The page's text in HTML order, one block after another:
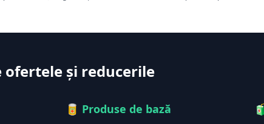
ofertele și reducerile
🥫 Produse de bază 🧃